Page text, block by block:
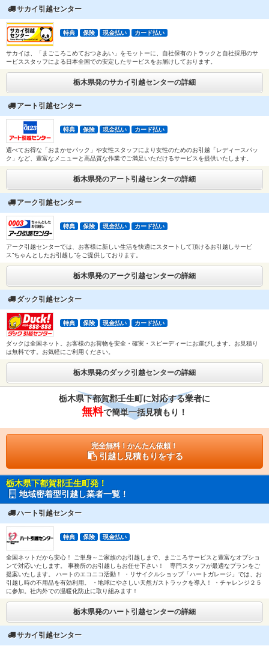
サカイ引越センター
特典 保険 現金払い カード払い
サカイは、「まごころこめておつきあい」をモットーに、自社保有のトラックと自社採用のサ
ービススタッフによる日本全国での安定したサービスをお届けしております。
栃木県発のサカイ引越センターの詳細
アート引越センター
特典 保険 現金払い カード払い
選べてお得な「おまかせパック」や女性スタッフにより女性のためのお引越「レディースパッ
ク」など、豊富なメニューと高品質な作業でご満足いただけるサービスを提供いたします。
栃木県発のアート引越センターの詳細
アーク引越センター
特典 保険 現金払い カード払い
アーク引越センターでは、お客様に新しい生活を快適にスタートして頂けるお引越しサービ
ス”ちゃんとしたお引越し”をご提供しております。
栃木県発のアーク引越センターの詳細
ダック引越センター
特典 保険 現金払い カード払い
ダックは全国ネット。お客様のお荷物を安全・確実・スピーディーにお運びします。お見積り
は無料です。お気軽にご利用ください。
栃木県発のダック引越センターの詳細
栃木県下都賀郡壬生町に対応する業者に
無料で簡単一括見積もり！
完全無料！かんたん依頼！
引越し見積もりをする
栃木県下都賀郡壬生町発！
地域密着型引越し業者一覧！
ハート引越センター
特典 保険 現金払い
全国ネットだから安心！ ご単身～ご家族のお引越しまで、まごころサービスと豊富なオプショ
ンで対応いたします。 事務所のお引越しもお任せ下さい！ 専門スタッフが最適なプランをご
提案いたします。 ハートのエコニコ活動！ ・リサイクルショップ「ハートガレージ」では、お
引越し時の不用品を有効利用。 ・地球にやさしい天然ガストラックを導入！ ・チャレンジ２５
に参加。社内外での温暖化防止に取り組みます！
栃木県発のハート引越センターの詳細
サカイ引越センター